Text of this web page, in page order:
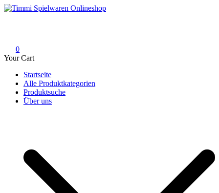
Skip
0
Your Cart
Startseite
Alle Produktkategorien
Produktsuche
Über uns